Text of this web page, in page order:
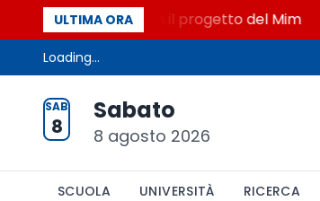
ULTIMA ORA
a Lerici con il progetto del Mim
Loading...
SAB
8
Sabato
8 agosto 2026
SCUOLA UNIVERSITÀ RICERCA